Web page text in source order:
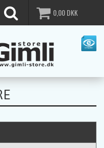
0,00DKK